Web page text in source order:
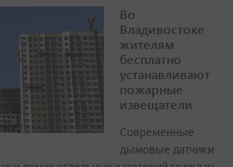
Во
Владивостоке
жителям
бесплатно
устанавливают
пожарные
извещатели
Современные
дымовые датчики